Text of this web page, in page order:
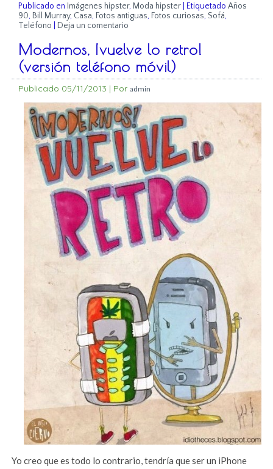
Publicado en Imágenes hipster, Moda hipster Etiquetado Años
90, Bill Murray, Casa, Fotos antiguas, Fotos curiosas, Sofá,
Teléfono
Deja un comentario
Modernos, ¡vuelve lo retro!
(versión teléfono móvil)
Publicado 05/11/2013 | Por admin
Yo creo que es todo lo contrario, tendría que ser un iPhone